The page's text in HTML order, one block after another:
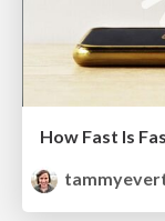
How Fast Is